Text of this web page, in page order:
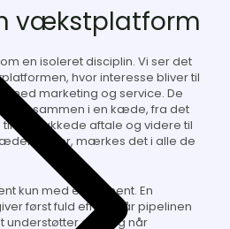
vækstplatform
en isoleret disciplin. Vi ser det
hvor interesse bliver til
marketing og service. De
sammen i en kæde, fra det
den lukkede aftale og videre til
halter, mærkes det i alle de
kun med ét element. En
først fuld effekt, når pipelinen
understøtter den, og når